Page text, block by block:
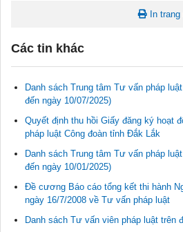
In trang
Các tin khác
Danh sách Trung tâm Tư vấn pháp
đến ngày 10/07/2025)
Quyết định thu hồi Giấy đăng ký hoạt
pháp luật Công đoàn tỉnh Đắk Lắk
Danh sách Trung tâm Tư vấn pháp
đến ngày 10/01/2025)
Đề cương Báo cáo tổng kết thi hành
ngày 16/7/2008 về Tư vấn pháp luật
Danh sách Tư vấn viên pháp luật trên
Tài liệu phục vụ tiêu chí tiếp cận pháp
thôn mới
Tài liệu Hội nghị công chức, viên chức